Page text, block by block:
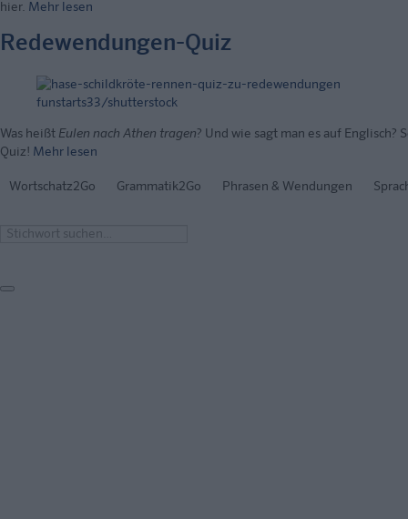
hier. Mehr lesen
Redewendungen-Quiz
funstarts33/shutterstock
Was heißt Eulen nach Athen tragen? Und wie sagt man es auf
Quiz! Mehr lesen
Wortschatz2Go Grammatik2Go Phrasen & Wendungen